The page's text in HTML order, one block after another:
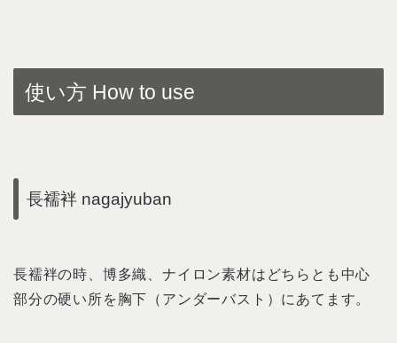
使い方 How to use
長襦袢 nagajyuban
長襦袢の時、博多織、ナイロン素材はどちらとも中心
部分の硬い所を胸下（アンダーバスト）にあてます。